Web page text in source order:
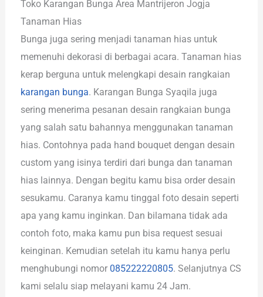
Toko Karangan Bunga Area Mantrijeron Jogja
Tanaman Hias
Bunga juga sering menjadi tanaman hias untuk
memenuhi dekorasi di berbagai acara. Tanaman hias
kerap berguna untuk melengkapi desain rangkaian
karangan bunga. Karangan Bunga Syaqila juga
sering menerima pesanan desain rangkaian bunga
yang salah satu bahannya menggunakan tanaman
hias. Contohnya pada hand bouquet dengan desain
custom yang isinya terdiri dari bunga dan tanaman
hias lainnya. Dengan begitu kamu bisa order desain
sesukamu. Caranya kamu tinggal foto desain seperti
apa yang kamu inginkan. Dan bilamana tidak ada
contoh foto, maka kamu pun bisa request sesuai
keinginan. Kemudian setelah itu kamu hanya perlu
menghubungi nomor 085222220805. Selanjutnya CS
kami selalu siap melayani kamu 24 Jam.